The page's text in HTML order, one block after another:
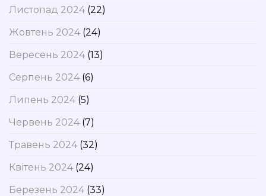
Листопад 2024(22)
Жовтень 2024(24)
Вересень 2024(13)
Серпень 2024(6)
Липень 2024(5)
Червень 2024(7)
Травень 2024(32)
Квітень 2024(24)
Березень 2024(33)